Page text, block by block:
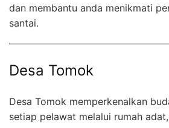
dan membantu anda menikmati
santai.
Desa Tomok
Desa Tomok memperkenalkan
setiap pelawat melalui rumah